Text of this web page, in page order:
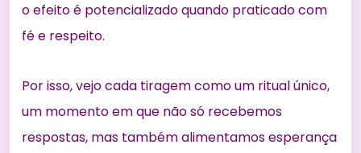
o efeito é potencializado quando praticado com
fé e respeito.
Por isso, vejo cada tiragem como um ritual único,
um momento em que não só recebemos
respostas, mas também alimentamos esperança